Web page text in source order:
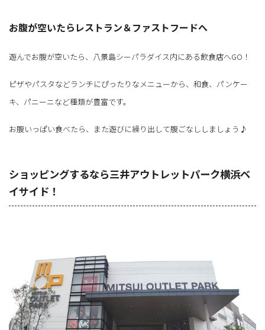
お腹が空いたらレストラン＆ファストフードへ
遊んでお腹が空いたら、八景島シーパラダイス内にある飲食店へGO！
ピザやパスタなどランチにぴったりなメニューから、和食、パンケー
キ、パニーニなど種類が豊富です。
お腹いっぱい食べたら、また遊びに繰り出して腹ごなししましょう♪
ショッピングするなら三井アウトレットパーク横浜ベ
イサイド！